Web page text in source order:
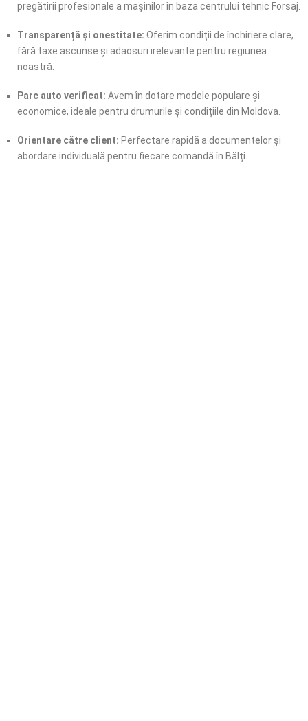
pregătirii profesionale a mașinilor în baza centrului tehnic Forsaj.
Transparență și onestitate: Oferim condiții de închiriere clare,
fără taxe ascunse și adaosuri irelevante pentru regiunea
noastră.
Parc auto verificat: Avem în dotare modele populare și
economice, ideale pentru drumurile și condițiile din Moldova.
Orientare către client: Perfectare rapidă a documentelor și
abordare individuală pentru fiecare comandă în Bălți.